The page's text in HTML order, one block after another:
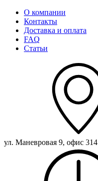
О компании
Контакты
Доставка и оплата
FAQ
Статьи
ул. Маневровая 9, офис 314